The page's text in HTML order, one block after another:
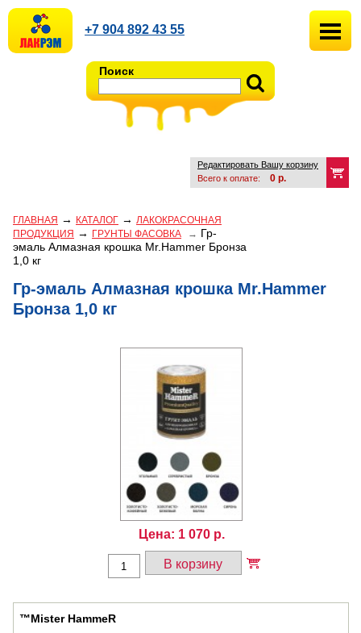
Поиск
+7 904 892 43 55
Редактировать Вашу корзину
Всего к оплате:
0 р.
ГЛАВНАЯ → КАТАЛОГ → ЛАКОКРАСОЧНАЯ
ПРОДУКЦИЯ → ГРУНТЫ ФАСОВКА → Гр-
эмаль Алмазная крошка Mr.Hammer Бронза
1,0 кг
Гр-эмаль Алмазная крошка Mr.Hammer
Бронза 1,0 кг
Цена: 1 070р.
В корзину
™Мister HammeR